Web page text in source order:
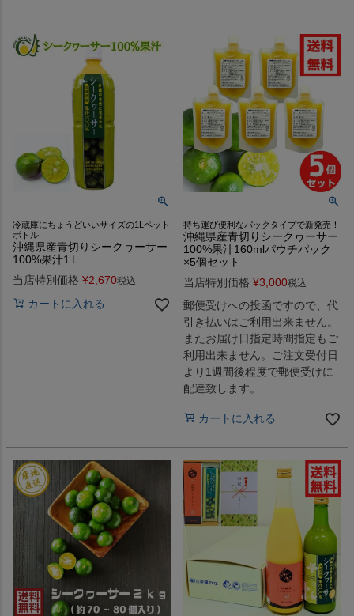
冷蔵庫にちょうどいいサイズの1Lペット
ボトル
沖縄県産青切りシークヮーサー
100%果汁1Ｌ
当店特別価格 ¥2,670税込
カートに入れる
持ち運び便利なパックタイプで新発売！
沖縄県産青切りシークヮーサー
100%果汁160mlパウチパック
×5個セット
当店特別価格 ¥3,000税込
郵便受けへの投函ですので、代
引き払いはご利用出来ません。
またお届け日指定時間指定もご
利用出来ません。ご注文受付日
より1週間後程度で郵便受けに
配達致します。
カートに入れる